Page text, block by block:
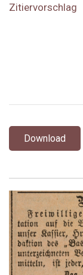
Zitiervorschlag
Download